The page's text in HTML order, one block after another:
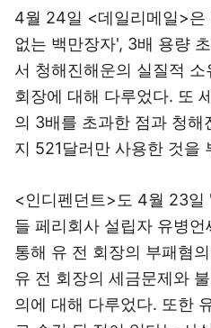
4월 24일 <데일리메일>은
없는 백만장자', 3배 용량
서 청해진해운의 실질적
회장에 대해 다루었다. 또
의 3배를 초과한 점과 청해
지 521달러만 사용한 것을
<인디펜던트>도 4월 23일
들 페리회사 설립자 유병
통해 유 전 회장의 부패혐
유 전 회장의 세금문제와
의에 대해 다루었다. 또한